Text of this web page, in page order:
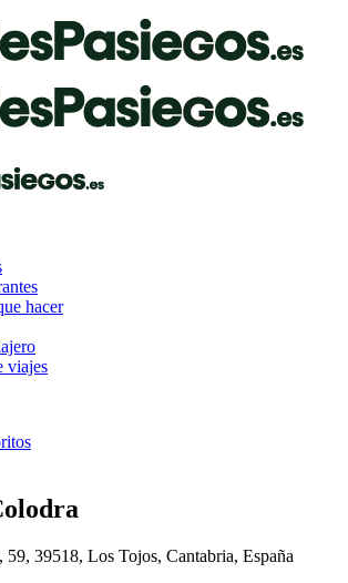
hacer
viajes
59, 39518, Los Tojos, Cantabria, España